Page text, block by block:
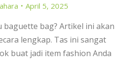
April 5, 2025
baguette bag? Artikel ini akan
lengkap. Tas ini sangat
buat jadi item fashion Anda